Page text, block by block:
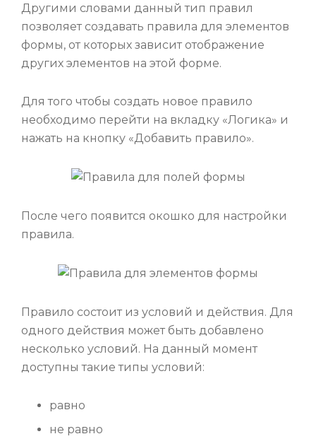
Другими словами данный тип правил
позволяет создавать правила для элементов
формы, от которых зависит отображение
других элементов на этой форме.
Для того чтобы создать новое правило
необходимо перейти на вкладку «Логика» и
нажать на кнопку «Добавить правило».
После чего появится окошко для настройки
правила.
Правило состоит из условий и действия. Для
одного действия может быть добавлено
несколько условий. На данный момент
доступны такие типы условий:
равно
не равно